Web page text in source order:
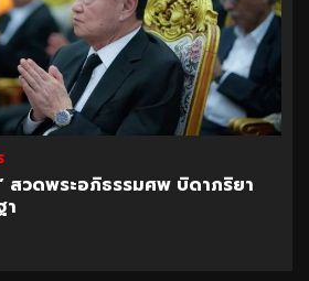
องถิ่น อ้างพบชื่อ “อนุทิน” โยง